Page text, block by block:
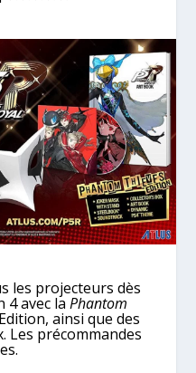
les projecteurs dès
4 avec laPhantom
ainsi que des
Les précommandes